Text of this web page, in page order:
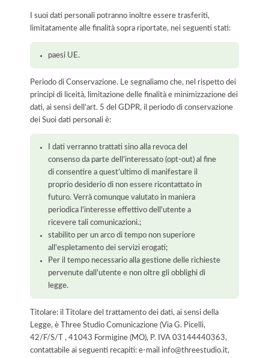
I suoi dati personali potranno inoltre essere trasferiti,
limitatamente alle finalità sopra riportate, nei seguenti stati:
paesi UE.
Periodo di Conservazione. Le segnaliamo che, nel rispetto dei
principi di liceità, limitazione delle finalità e minimizzazione dei
dati, ai sensi dell’art. 5 del GDPR, il periodo di conservazione
dei Suoi dati personali è:
I dati verranno trattati sino alla revoca del
consenso da parte dell’interessato (opt-out) al fine
di consentire a quest’ultimo di manifestare il
proprio desiderio di non essere ricontattato in
futuro. Verrà comunque valutato in maniera
periodica l'interesse effettivo dell'utente a
ricevere tali comunicazioni.;
stabilito per un arco di tempo non superiore
all'espletamento dei servizi erogati;
Per il tempo necessario alla gestione delle richieste
pervenute dall'utente e non oltre gli obblighi di
legge.
Titolare: il Titolare del trattamento dei dati, ai sensi della
Legge, è Three Studio Comunicazione (Via G. Picelli,
42/F/S/T , 41043 Formigine (MO), P. IVA 03144440363,
contattabile ai seguenti recapiti: e-mail info@threestudio.it,